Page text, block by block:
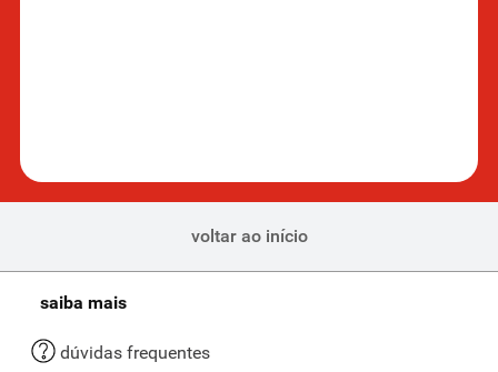
voltar ao início
saiba mais
dúvidas frequentes